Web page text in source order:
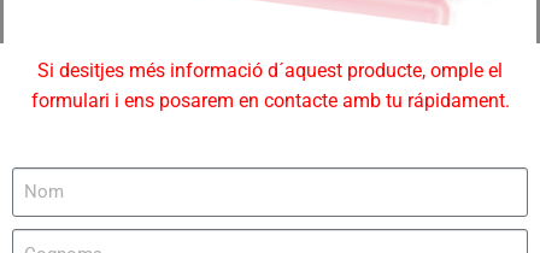
Si desitjes més informació d´aquest producte, omple el
formulari i ens posarem en contacte amb tu rápidament.